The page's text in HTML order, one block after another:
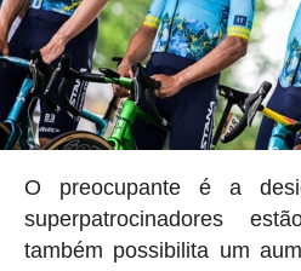
O preocupante é a
superpatrocinadores
também possibilita um